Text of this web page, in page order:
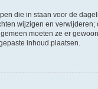
die in staan voor de
wijzigen en
moeten ze er
inhoud plaatsen.